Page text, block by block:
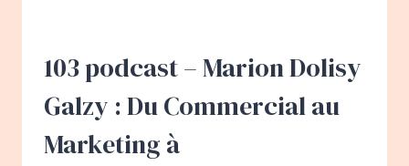
TÊTE
CUEILLEUSE
TALENTS
103 podcast – Marion Dolisy
Galzy : Du Commercial au
Marketing à